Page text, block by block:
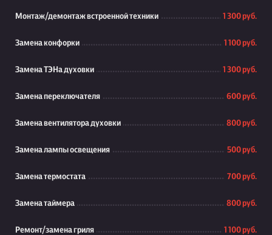
Монтаж/демонтаж встроенной техники 1 300 руб.
Замена конфорки 1 100 руб.
Замена ТЭНа духовки 1 300 руб.
Замена переключателя 600 руб.
Замена вентилятора духовки 800 руб.
Замена лампы освещения 500 руб.
Замена термостата 700 руб.
Замена таймера 800 руб.
Ремонт/замена гриля 1 100 руб.